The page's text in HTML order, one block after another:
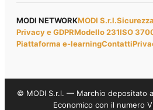
MODI NETWORKMODI S.r.l.
Privacy e GDPRModello 231ISO
Piattaforma e-learningContatti
© MODI S.r.l. — Marchio depositato
Economico con il numero